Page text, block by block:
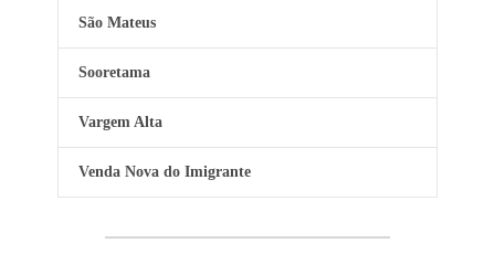
São Mateus
Sooretama
Vargem Alta
Venda Nova do Imigrante